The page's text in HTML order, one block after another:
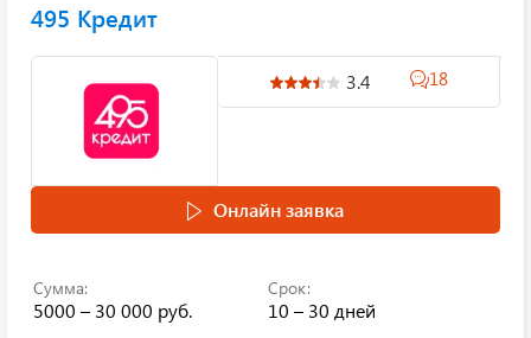
495 Кредит
3.4 18
Онлайн заявка
Сумма:
5000 – 30 000 руб.
Срок:
10 – 30 дней